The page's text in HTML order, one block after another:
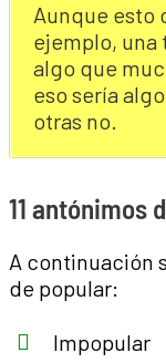
Aunque esto
ejemplo, una
algo que
eso sería
otras no.
11 antónimos
A continuación
de popular:
Impopular